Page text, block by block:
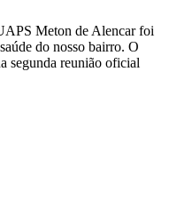
Meton de Alencar foi
do nosso bairro. O
segunda reunião oficial